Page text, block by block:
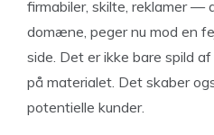
firmabiler, skilte, reklamer —
domæne, peger nu mod en
side. Det er ikke bare spild
på materialet. Det skaber
potentielle kunder.